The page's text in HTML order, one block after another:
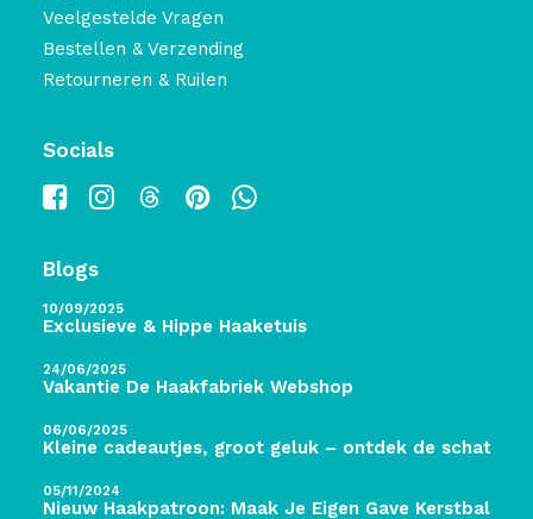
Veelgestelde Vragen
Bestellen & Verzending
Retourneren & Ruilen
Socials
Blogs
10/09/2025
Exclusieve & Hippe Haaketuis
24/06/2025
Vakantie De Haakfabriek Webshop
06/06/2025
Kleine cadeautjes, groot geluk – ontdek de schatten
05/11/2024
Nieuw Haakpatroon: Maak Je Eigen Gave Kerstballen!